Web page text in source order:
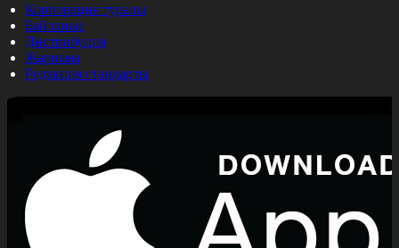
Корпорация туралы
Байланыс
Дистрибуция
Жарнама
Редакция стандарты